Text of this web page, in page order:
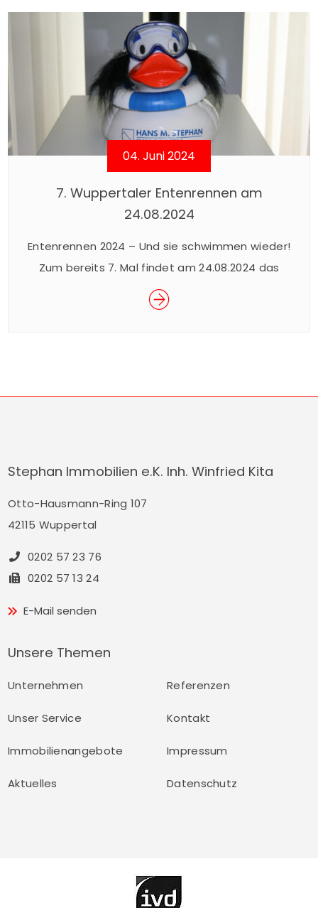
04. Juni 2024
7. Wuppertaler Entenrennen am
24.08.2024
Entenrennen 2024 – Und sie schwimmen wieder!
Zum bereits 7. Mal findet am 24.08.2024 das
beliebte Wuppertaler Entenrennen im Rahmen
des Sommerfestes der Junior Uni statt. Das
Sie am Rennen […]
Stephan Immobilien e.K. Inh. Winfried Kita
Otto-Hausmann-Ring 107
42115 Wuppertal
0202 57 23 76
0202 57 13 24
E-Mail senden
Unsere Themen
Unternehmen Referenzen
Unser Service Kontakt
Immobilienangebote Impressum
Aktuelles Datenschutz